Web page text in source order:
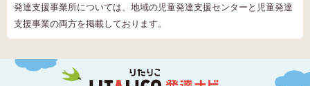
発達支援事業所については、地域の児童発達支援センターと児童発達
支援事業の両方を掲載しております。